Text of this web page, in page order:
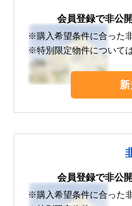
会員登録で非公
※購入希望条件に合った
※特別限定物件について
会員登録で非公
※購入希望条件に合った